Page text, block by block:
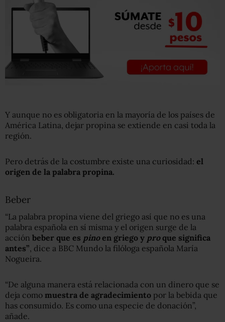
Y aunque no es obligatoria en la mayoría de los países de
América Latina, dejar propina se extiende en casi toda la
región.
Pero detrás de la costumbre existe una curiosidad: el
origen de la palabra propina.
Beber
“La palabra propina viene del griego así que no es una
palabra española en sí misma y el origen surge de la
acción beber que es pinoen griego y proque significa
antes” , dice a BBC Mundo la filóloga española María
Nogueira.
“De alguna manera está relacionada con un dinero que se
deja como muestra de agradecimiento por la bebida que
has consumido. Es como una especie de donación”,
añade.